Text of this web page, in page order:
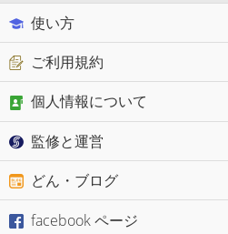
使い方
ご利用規約
個人情報について
監修と運営
どん・ブログ
facebook ページ